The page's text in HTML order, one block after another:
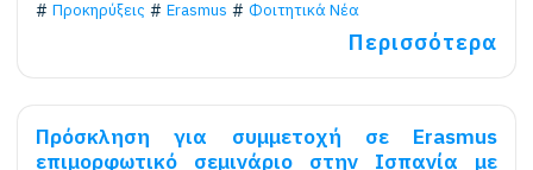
Προκηρύξεις
Erasmus Φοιτητικά Νέα
Περισσότερα
Πρόσκληση για συμμετοχή σε Erasmus
επιμορφωτικό σεμινάριο στην Ισπανία με